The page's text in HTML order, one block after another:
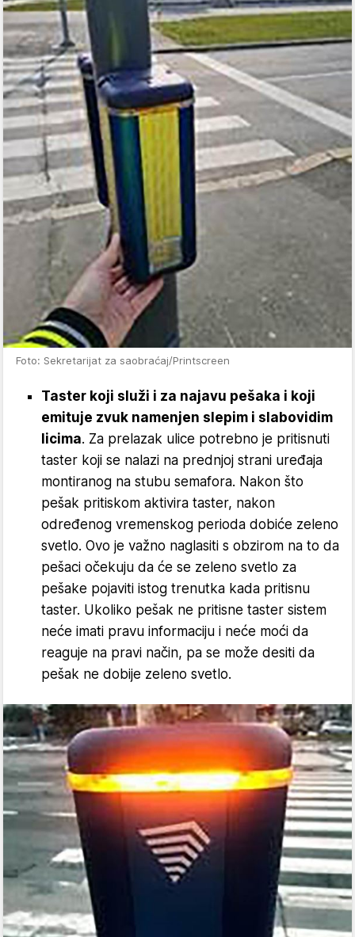
Foto: Sekretarijat za saobraćaj/Printscreen
Taster koji služi i za najavu pešaka i koji
emituje zvuk namenjen slepim i slabovidim
licima. Za prelazak ulice potrebno je pritisnuti
taster koji se nalazi na prednjoj strani uređaja
montiranog na stubu semafora. Nakon što
pešak pritiskom aktivira taster, nakon
određenog vremenskog perioda dobiće zeleno
svetlo. Ovo je važno naglasiti s obzirom na to da
pešaci očekuju da će se zeleno svetlo za
pešake pojaviti istog trenutka kada pritisnu
taster. Ukoliko pešak ne pritisne taster sistem
neće imati pravu informaciju i neće moći da
reaguje na pravi način, pa se može desiti da
pešak ne dobije zeleno svetlo.